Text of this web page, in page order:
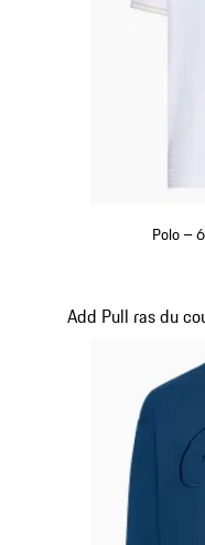
Polo –
Add Pull ras du
Diapositive 12 sur 20